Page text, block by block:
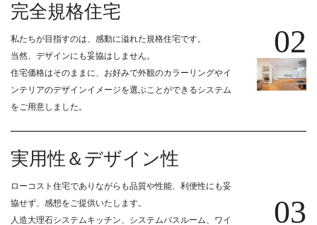
完全規格住宅
私たちが目指すのは、感動に溢れた規格住宅です。
当然、デザインにも妥協はしません。
住宅価格はそのままに、お好みで外観のカラーリングやイ
ンテリアのデザインイメージを選ぶことができるシステム
をご用意しました。
02
実用性＆デザイン性
ローコスト住宅でありながらも品質や性能、利便性にも妥
協せず、感想をご提供いたします。
人造大理石システムキッチン、システムバスルーム、ワイ
03